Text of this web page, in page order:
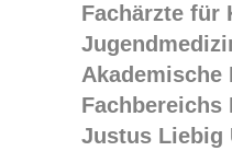
Fachärzte für
Akademische
Fachbereichs
Justus Liebig